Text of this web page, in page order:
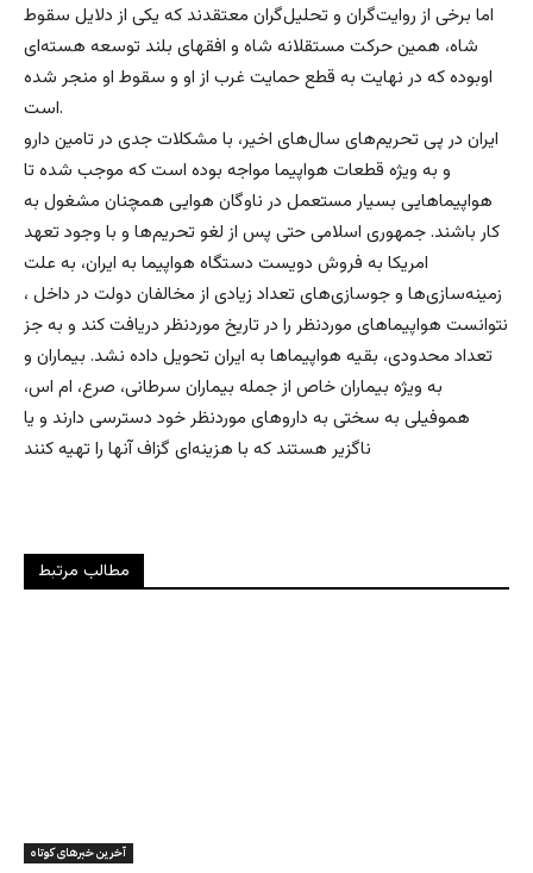
اما برخی از روایت‌گران و تحلیل‌گران معتقدند که یکی از دلایل سقوط
شاه، همین حرکت مستقلانه شاه و افقهای بلند توسعه هسته‌ای
اوبوده که در نهایت به قطع حمایت غرب از او و سقوط او منجر شده
است.
ایران در پی تحریم‌های سال‌های اخیر، با مشکلات جدی در تامین دارو
و به ویژه قطعات هواپیما مواجه بوده است که موجب شده تا
هواپیماهایی بسیار مستعمل در ناوگان هوایی همچنان مشغول به
کار باشند. جمهوری اسلامی حتی پس از لغو تحریم‌ها و با وجود تعهد
امریکا به فروش دویست دستگاه هواپیما به ایران، به علت
زمینه‌سازی‌ها و جوسازی‌های تعداد زیادی از مخالفان دولت در داخل ،
نتوانست هواپیماهای موردنظر را در تاریخ موردنظر دریافت کند و به جز
تعداد محدودی، بقیه هواپیماها به ایران تحویل داده نشد. بیماران و
به ویژه بیماران خاص از جمله بیماران سرطانی، صرع، ام اس،
هموفیلی به سختی به داروهای موردنظر خود دسترسی دارند و یا
ناگزیر هستند که با هزینه‌ای گزاف آنها را تهیه کنند
مطالب مرتبط
آخرین خبرهای کوتاه